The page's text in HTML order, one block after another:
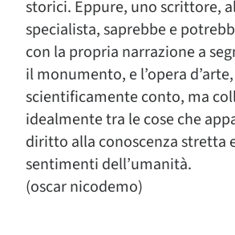
storici. Eppure, uno scrittore,
specialista, saprebbe e
con la propria narrazione a
il monumento, e l’opera
scientificamente conto, ma
idealmente tra le cose che
diritto alla conoscenza stretta
sentimenti dell’umanità.
(oscar nicodemo)